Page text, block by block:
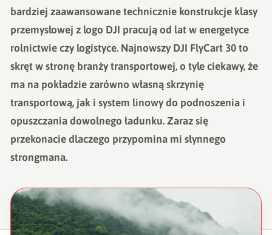
bardziej zaawansowane technicznie konstrukcje klasy
przemysłowej z logo DJI pracują od lat w energetyce
rolnictwie czy logistyce. Najnowszy DJI FlyCart 30 to
skręt w stronę branży transportowej, o tyle ciekawy, że
ma na pokładzie zarówno własną skrzynię
transportową, jak i system linowy do podnoszenia i
opuszczania dowolnego ładunku. Zaraz się
przekonacie dlaczego przypomina mi słynnego
strongmana.